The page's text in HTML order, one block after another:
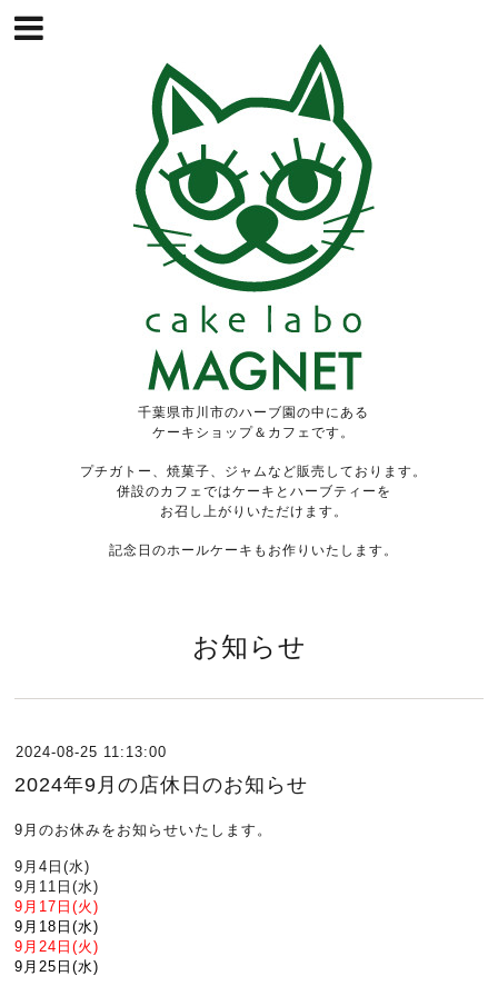
千葉県市川市のハーブ園の中にある
ケーキショップ＆カフェです。
プチガトー、焼菓子、ジャムなど販売しております。
併設のカフェではケーキとハーブティーを
お召し上がりいただけます。
記念日のホールケーキもお作りいたします。
お知らせ
2024-08-25 11:13:00
2024年9月の店休日のお知らせ
9月のお休みをお知らせいたします。
9月4日(水)
9月11日(水)
9月17日(火)
9月18日(水)
9月24日(火)
9月25日(水)